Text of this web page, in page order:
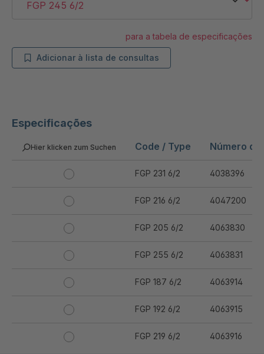
Especificações
Hier klicken zum Suchen Code / Type Número
FGP 231 6/2 4038396
FGP 216 6/2 4047200
FGP 205 6/2 4063830
FGP 255 6/2 4063831
FGP 187 6/2 4063914
FGP 192 6/2 4063915
FGP 219 6/2 4063916
para a tabela de especificações
Adicionar à lista de consultas